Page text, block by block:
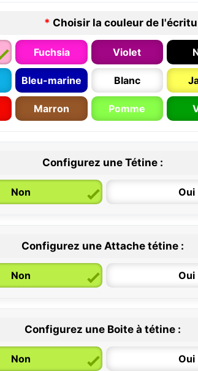
* Choisir la couleur de
Fuchsia Violet
Bleu-marine Blanc
Marron Pomme
Configurez une Tétine :
Non Oui
0 / 6 mois
Configurez une Attache tétine :
Non Oui
Configurez une Boite à tétine :
Non Oui